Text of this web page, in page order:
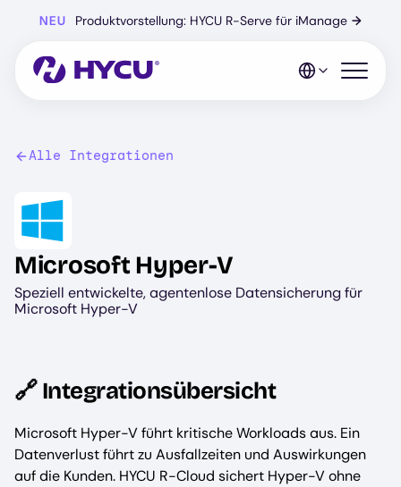
Hauptinhalt
NEU Produktvorstellung: HYCU R-Serve für iManage →
Mobiles
Alle Integrationen
Image
Microsoft Hyper-V
Speziell entwickelte, agentenlose Datensicherung für
Microsoft Hyper-V
🔗 Integrationsübersicht
Microsoft Hyper-V führt kritische Workloads aus. Ein
Datenverlust führt zu Ausfallzeiten und Auswirkungen
auf die Kunden. HYCU R-Cloud sichert Hyper-V ohne